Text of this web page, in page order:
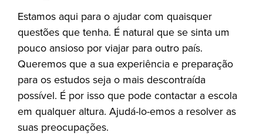
Estamos aqui para o ajudar com quaisquer
questões que tenha. É natural que se sinta um
pouco ansioso por viajar para outro país.
Queremos que a sua experiência e preparação
para os estudos seja o mais descontraída
possível. É por isso que pode contactar a escola
em qualquer altura. Ajudá-lo-emos a resolver as
suas preocupações.